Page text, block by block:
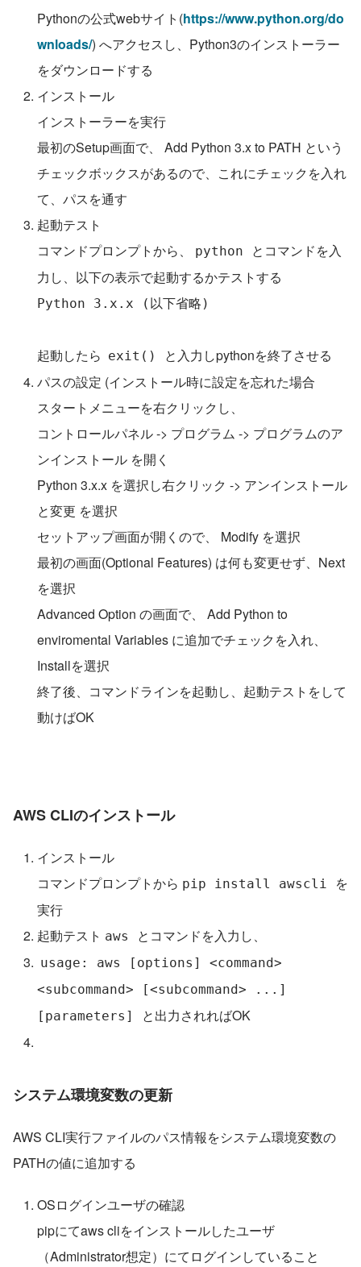
Pythonの公式webサイト(https://www.python.org/do
wnloads/) へアクセスし、Python3のインストーラー
をダウンロードする
インストール
インストーラーを実行
最初のSetup画面で、 Add Python 3.x to PATH という
チェックボックスがあるので、これにチェックを入れ
て、パスを通す
起動テスト
コマンドプロンプトから、
python
とコマンドを入
力し、以下の表示で起動するかテストする
Python 3.x.x (以下省略)
起動したら exit()
と入力しpythonを終了させる
パスの設定 (インストール時に設定を忘れた場合
スタートメニューを右クリックし、
コントロールパネル -> プログラム -> プログラムのア
ンインストール を開く
Python 3.x.x を選択し右クリック -> アンインストール
と変更 を選択
セットアップ画面が開くので、 Modify を選択
最初の画面(Optional Features) は何も変更せず、Next
を選択
Advanced Option の画面で、 Add Python to
enviromental Variables に追加でチェックを入れ、
Installを選択
終了後、コマンドラインを起動し、起動テストをして
動けばOK
AWS CLIのインストール
インストール
コマンドプロンプトから pip install awscli
を
実行
起動テスト aws とコマンドを入力し、
usage: aws [options] <command>
<subcommand> [<subcommand> ...]
[parameters]
と出力されればOK
システム環境変数の更新
AWS CLI実行ファイルのパス情報をシステム環境変数の
PATHの値に追加する
OSログインユーザの確認
pipにてaws cliをインストールしたユーザ
（Administrator想定）にてログインしていること